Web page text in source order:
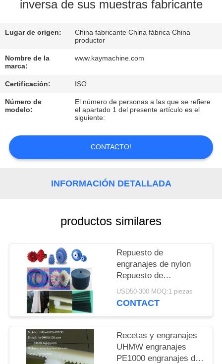
DE
CALIDAD
CONTACTO
NOTICIAS
SOLICITAR
UNA
COTIZACIÓN
SITIO
PRIVACY
POLICY
inversa de sus muestras fabricante
Lugar de origen:
China fabricante China fábrica China
productor
Nombre de la
marca:
www.kaymachine.com
Certificación: ISO
Número de
modelo:
El número de personas a las que se refiere
el apartado 1 del presente artículo es el
siguiente:
CONTACTO!
INFORMACIÓN DETALLADA
productos similares
Repuesto de
engranajes de nylon
Repuesto de
engranajes de nylatron
Repuesto de
engranajes de PA66
Repuesto de
engranajes de nylon
USD50-300 MOQ:1 piezas
CONTACT
Recetas y engranajes
UHMW engranajes
PE1000 engranajes de